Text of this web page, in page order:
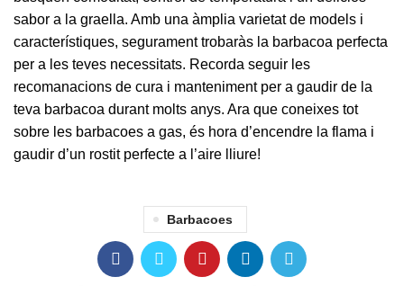
sabor a la graella. Amb una àmplia varietat de models i
característiques, segurament trobaràs la barbacoa perfecta
per a les teves necessitats. Recorda seguir les
recomanacions de cura i manteniment per a gaudir de la
teva barbacoa durant molts anys. Ara que coneixes tot
sobre les barbacoes a gas, és hora d’encendre la flama i
gaudir d’un rostit perfecte a l’aire lliure!
Barbacoes